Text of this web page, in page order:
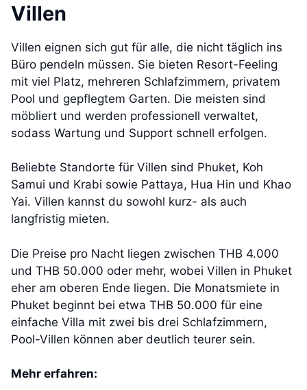
Villen
Villen eignen sich gut für alle, die nicht täglich ins
Büro pendeln müssen. Sie bieten Resort-Feeling
mit viel Platz, mehreren Schlafzimmern, privatem
Pool und gepflegtem Garten. Die meisten sind
möbliert und werden professionell verwaltet,
sodass Wartung und Support schnell erfolgen.
Beliebte Standorte für Villen sind Phuket, Koh
Samui und Krabi sowie Pattaya, Hua Hin und Khao
Yai. Villen kannst du sowohl kurz- als auch
langfristig mieten.
Die Preise pro Nacht liegen zwischen THB 4.000
und THB 50.000 oder mehr, wobei Villen in Phuket
eher am oberen Ende liegen. Die Monatsmiete in
Phuket beginnt bei etwa THB 50.000 für eine
einfache Villa mit zwei bis drei Schlafzimmern,
Pool-Villen können aber deutlich teurer sein.
Mehr erfahren: